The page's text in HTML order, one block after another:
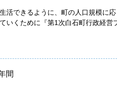
活できるように、町の人口規模に
いくために『第1次白石町行政経営
間